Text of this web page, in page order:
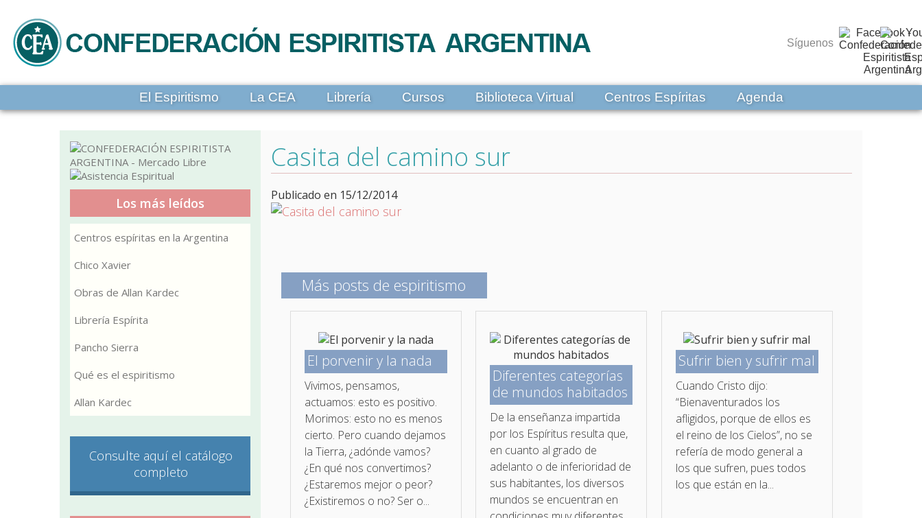
Síguenos
El Espiritismo La CEA Librería Cursos Biblioteca Virtual Centros Espíritas Agenda
Casita del camino sur
Publicado en 15/12/2014
Más posts de espiritismo
El porvenir y la nada
Vivimos, pensamos,
actuamos: esto es positivo.
Morimos: esto no es menos
cierto. Pero cuando dejamos
la Tierra, ¿adónde vamos?
¿En qué nos convertimos?
¿Estaremos mejor o peor?
¿Existiremos o no? Ser o...
Diferentes categorías
de mundos habitados
De la enseñanza impartida
por los Espíritus resulta que,
en cuanto al grado de
adelanto o de inferioridad de
sus habitantes, los diversos
mundos se encuentran en
Sufrir bien y sufrir mal
Cuando Cristo dijo:
“Bienaventurados los
afligidos, porque de ellos es
el reino de los Cielos”, no se
refería de modo general a
los que sufren, pues todos
los que están en la...
Los más leídos
Centros espíritas en la Argentina
Chico Xavier
Obras de Allan Kardec
Librería Espírita
Pancho Sierra
Qué es el espiritismo
Allan Kardec
Consulte aquí el catálogo
completo